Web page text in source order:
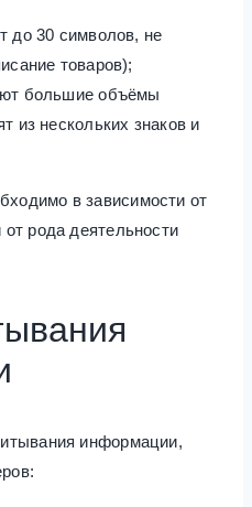
до 30 символов, не
товаров);
большие объёмы
из нескольких знаков и
в зависимости от
рода деятельности
информации,